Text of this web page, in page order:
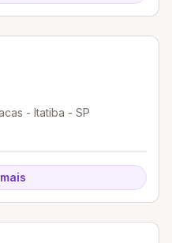
- Itatiba - SP